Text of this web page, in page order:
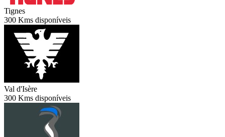
Tignes
300 Kms disponíveis
Val d'Isère
300 Kms disponíveis